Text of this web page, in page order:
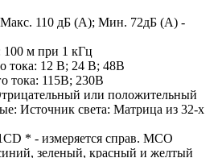
Макс. 110 дБ (A); Мин. 72дБ (А) -
м при 1 кГц
тока: 12 В; 24 В; 48В
тока: 115В; 230В
или положительный
Источник света: Матрица из 32-х
* - измеряется справ. МСО
зеленый, красный и желтый